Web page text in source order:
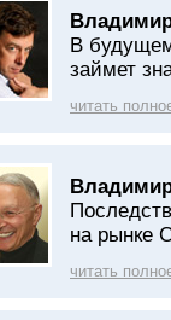
В
займет
читать
на рынке
читать